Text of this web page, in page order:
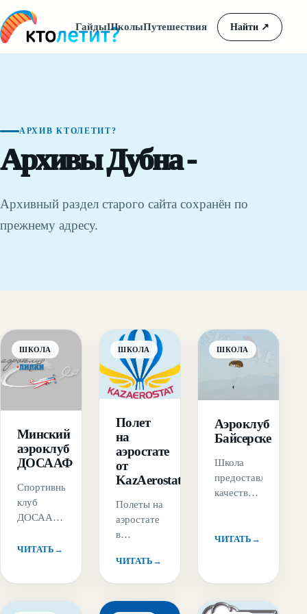
ГайдыШколыПутешествия Найти ↗
АРХИВ КТОЛЕТИТ?
Архивы Дубна -
Архивный раздел старого сайта сохранён по
прежнему адресу.
ШКОЛА
Минский
аэроклуб
ДОСААФ
Спортивный
клуб
ДОСААФ
Минска
ЧИТАТЬ →
ШКОЛА
Полет
на
аэростате
от
KazAerostat
Полеты на
аэростате
в
или
забываемая
ЧИТАТЬ →
ШКОЛА
Аэроклуб
Байсерске
Школа
предоставляет
качественную
и вылеты
Авиабаза
ЧИТАТЬ →